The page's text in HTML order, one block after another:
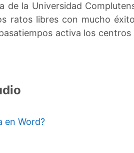
de la Universidad
ratos libres con mucho
activa los
en Word?